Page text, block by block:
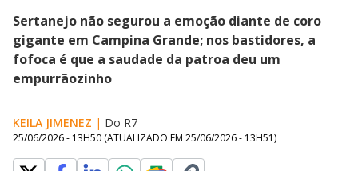
Sertanejo não segurou a emoção diante de coro
gigante em Campina Grande; nos bastidores, a
fofoca é que a saudade da patroa deu um
empurrãozinho
KEILA JIMENEZ | Do R7
25/06/2026 - 13H50 (ATUALIZADO EM 25/06/2026 - 13H51)